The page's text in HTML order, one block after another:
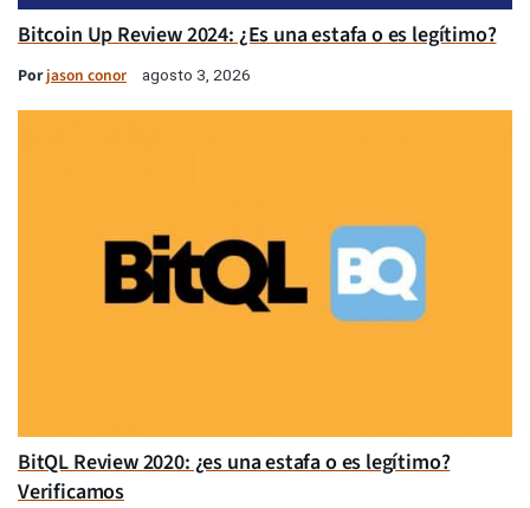
Bitcoin Up Review 2024: ¿Es una estafa o es legítimo?
Porjason conor agosto 3, 2026
BitQL Review 2020: ¿es una estafa o es legítimo?
Verificamos